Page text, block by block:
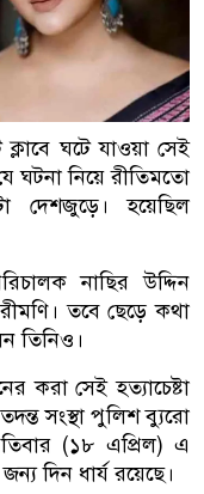
ক্লাবে ঘটে যাওয়া সেই
ঘটনা নিয়ে রীতিমতো
দেশজুড়ে। হয়েছিল
নাছির উদ্দিন
তবে ছেড়ে কথা
তিনিও।
করা সেই হত্যাচেষ্টা
সংস্থা পুলিশ ব্যুরো
(১৮ এপ্রিল) এ
দিন ধার্য রয়েছে।